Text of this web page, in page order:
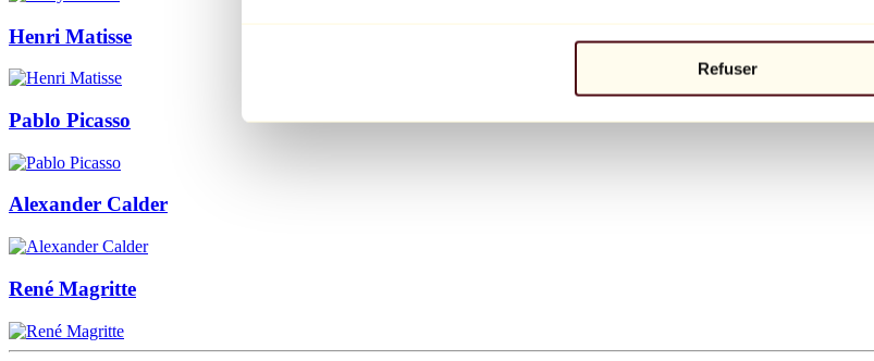
Refuser
Henri Matisse
Pablo Picasso
Alexander Calder
René Magritte